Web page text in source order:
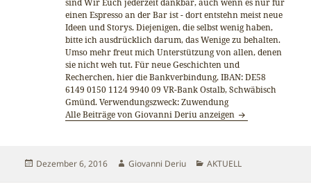
sind Wir Euch jederzeit dankbar, auch wenn es nur für
einen Espresso an der Bar ist - dort entstehn meist neue
Ideen und Storys. Diejenigen, die selbst wenig haben,
bitte ich ausdrücklich darum, das Wenige zu behalten.
Umso mehr freut mich Unterstützung von allen, denen
sie nicht weh tut. Für neue Geschichten und
Recherchen, hier die Bankverbindung, IBAN: DE58
6149 0150 1124 9940 09 VR-Bank Ostalb, Schwäbisch
Gmünd. Verwendungszweck: Zuwendung
Alle Beiträge von Giovanni Deriu anzeigen
Veröffentlicht
Dezember 6, 2016 Autor
Giovanni Deriu Kategorien
AKTUELL